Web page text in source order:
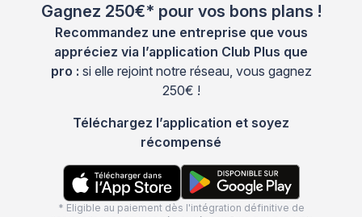
Gagnez 250€* pour vos bons plans !
Recommandez une entreprise que vous
appréciez via l’application Club Plus que
pro : si elle rejoint notre réseau, vous gagnez
250€ !
Téléchargez l’application et soyez
récompensé
* Eligible au paiement dès l'intégration définitive de